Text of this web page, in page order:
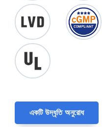
একটি উদ্ধৃতি অনুরোধ